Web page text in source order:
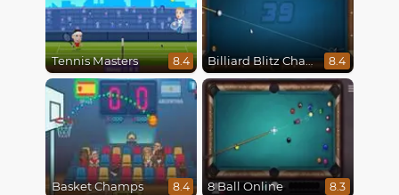
Tennis Masters 8.4 Billiard Blitz Challenge 8.4
Basket Champs 8.4 8 Ball Online 8.3